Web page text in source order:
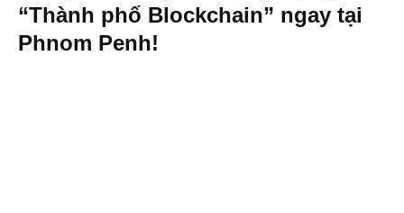
“Thành phố Blockchain” ngay tại
Phnom Penh!